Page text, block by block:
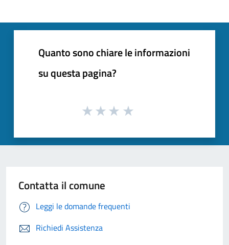
Quanto sono chiare le informazioni
su questa pagina?
Contatta il comune
Leggi le domande frequenti
Richiedi Assistenza